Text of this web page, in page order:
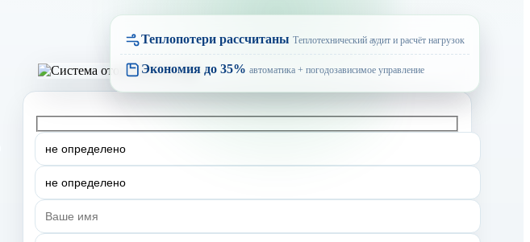
Теплопотери рассчитаны Теплотехнический аудит и расчёт нагрузок
Экономия до 35% автоматика + погодозависимое управление